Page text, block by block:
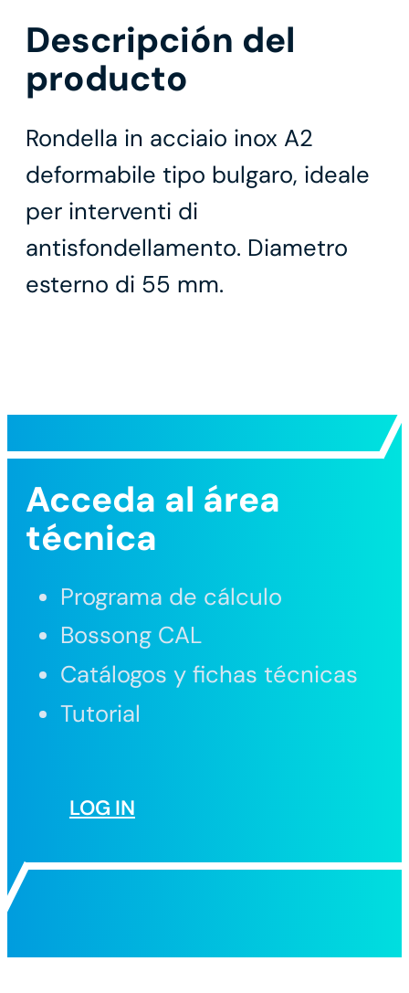
Descripción del
producto
Rondella in acciaio inox A2
deformabile tipo bulgaro, ideale
per interventi di
antisfondellamento. Diametro
esterno di 55 mm.
Acceda al área
técnica
Programa de cálculo
Bossong CAL
Catálogos y fichas técnicas
Tutorial
LOG IN